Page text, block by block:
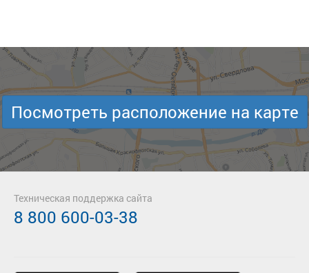
Посмотреть расположение на карте
Техническая поддержка сайта
8 800 600-03-38